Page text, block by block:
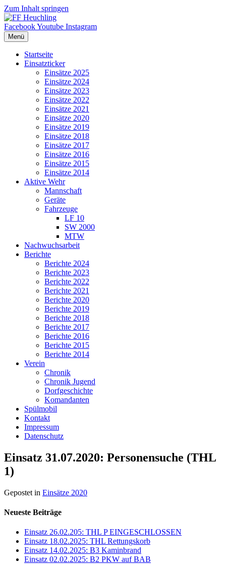
Zum Inhalt springen
FacebookYoutube Instagram
Menü
Startseite
Einsatzticker
Einsätze 2025
Einsätze 2024
Einsätze 2023
Einsätze 2022
Einsätze 2021
Einsätze 2020
Einsätze 2019
Einsätze 2018
Einsätze 2017
Einsätze 2016
Einsätze 2015
Einsätze 2014
Aktive Wehr
Mannschaft
Geräte
Fahrzeuge
LF 10
SW 2000
MTW
Nachwuchsarbeit
Berichte
Berichte 2024
Berichte 2023
Berichte 2022
Berichte 2021
Berichte 2020
Berichte 2019
Berichte 2018
Berichte 2017
Berichte 2016
Berichte 2015
Berichte 2014
Verein
Chronik
Chronik Jugend
Dorfgeschichte
Komandanten
Spülmobil
Kontakt
Impressum
Datenschutz
Einsatz 31.07.2020: Personensuche (THL
1)
Gepostet in Einsätze 2020
Neueste Beiträge
Einsatz 26.02.205: THL P EINGESCHLOSSEN
Einsatz 18.02.2025: THL Rettungskorb
Einsatz 14.02.2025: B3 Kaminbrand
Einsatz 02.02.2025: B2 PKW auf BAB